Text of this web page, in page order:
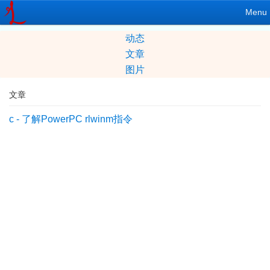
Menu
动态
文章
图片
文章
c - 了解PowerPC rlwinm指令